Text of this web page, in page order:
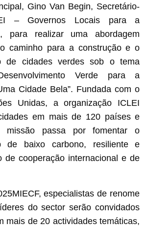
Gino Van Begin, Secretário-
– Governos Locais para a
para realizar uma abordagem
caminho para a construção e o
de cidades verdes sob o tema
Verde para a
Cidade Bela”. Fundada com o
Unidas, a organização ICLEI
em mais de 120 países e
missão passa por fomentar o
de baixo carbono, resiliente e
de cooperação internacional e de
especialistas de renome
do sector serão convidados
mais de 20 actividades temáticas,